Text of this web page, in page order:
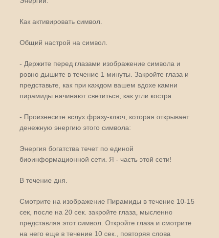
Как активировать символ.
Общий настрой на символ.
- Держите перед глазами изображение символа и
ровно дышите в течение 1 минуты. Закройте глаза и
представьте, как при каждом вашем вдохе камни
пирамиды начинают светиться, как угли костра.
- Произнесите вслух фразу-ключ, которая открывает
денежную энергию этого символа:
Энергия богатства течет по единой
биоинформационной сети. Я - часть этой сети!
В течение дня.
Смотрите на изображение Пирамиды в течение 10-15
сек, после на 20 сек. закройте глаза, мысленно
представляя этот символ. Откройте глаза и смотрите
на него еще в течение 10 сек., повторяя слова